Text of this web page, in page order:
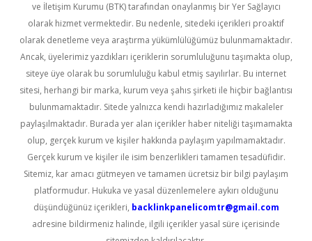
ve İletişim Kurumu (BTK) tarafından onaylanmış bir Yer Sağlayıcı
olarak hizmet vermektedir. Bu nedenle, sitedeki içerikleri proaktif
olarak denetleme veya araştırma yükümlülüğümüz bulunmamaktadır.
Ancak, üyelerimiz yazdıkları içeriklerin sorumluluğunu taşımakta olup,
siteye üye olarak bu sorumluluğu kabul etmiş sayılırlar. Bu internet
sitesi, herhangi bir marka, kurum veya şahıs şirketi ile hiçbir bağlantısı
bulunmamaktadır. Sitede yalnızca kendi hazırladığımız makaleler
paylaşılmaktadır. Burada yer alan içerikler haber niteliği taşımamakta
olup, gerçek kurum ve kişiler hakkında paylaşım yapılmamaktadır.
Gerçek kurum ve kişiler ile isim benzerlikleri tamamen tesadüfidir.
Sitemiz, kar amacı gütmeyen ve tamamen ücretsiz bir bilgi paylaşım
platformudur. Hukuka ve yasal düzenlemelere aykırı olduğunu
düşündüğünüz içerikleri, backlinkpanelicomtr@gmail.com
adresine bildirmeniz halinde, ilgili içerikler yasal süre içerisinde